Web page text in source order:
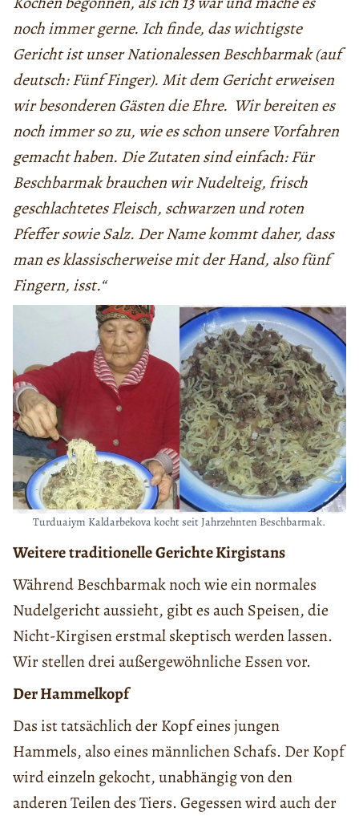
noch immer gerne. Ichfinde, das wichtigste
Gericht ist unserNationalessenBeschbarmak (auf
deutsch: Fünf Finger). Mit dem Gericht erweisen
wir besonderen Gästen dieEhre. Wir bereiten es
noch immer so zu, wie es schon unsere Vorfahren
gemachthaben. Die Zutaten sind einfach:Für
Beschbarmakbrauchen wirNudelteig, frisch
geschlachtetesFleisch, schwarzen undroten
PfeffersowieSalz. Der Name kommt daher, dass
man es klassischerweise mit der Hand, also fünf
Fingern, isst.“
Turduaiym Kaldarbekova kocht seit Jahrzehnten Beschbarmak.
WeiteretraditionelleGerichte Kirgistans
Während Beschbarmak noch wie ein normales
Nudelgericht aussieht, gibt es auch Speisen, die
Nicht-Kirgisen erstmal skeptisch werden lassen.
Wir stellen drei außergewöhnliche Essen vor.
Der Hammelkopf
Das ist tatsächlich der Kopf eines jungen
Hammels, also eines männlichen Schafs. Der Kopf
wird einzeln gekocht, unabhängig von den
anderen Teilen des Tiers. Gegessen wird auch der